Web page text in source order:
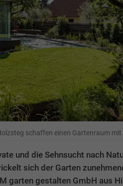
schaffen einen Gartenraum
und die Sehnsucht nach
sich der Garten
garten gestalten GmbH aus